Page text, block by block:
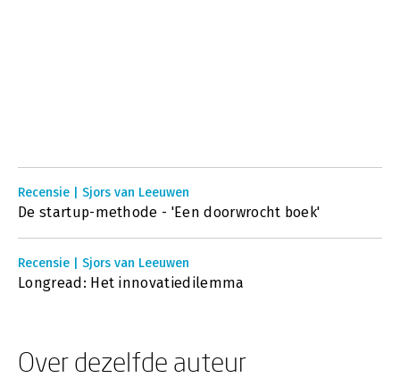
Recensie | Sjors van Leeuwen
De startup-methode - 'Een doorwrocht boek'
Recensie | Sjors van Leeuwen
Longread: Het innovatiedilemma
Over dezelfde auteur